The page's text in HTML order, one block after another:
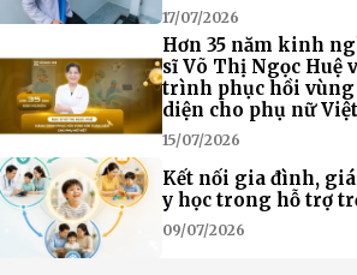
17/07/2026
Hơn 35 năm kinh
sĩ Võ Thị Ngọc Huệ
trình phục hồi
diện cho phụ nữ Việt
15/07/2026
Kết nối gia đình,
y học trong hỗ trợ
09/07/2026